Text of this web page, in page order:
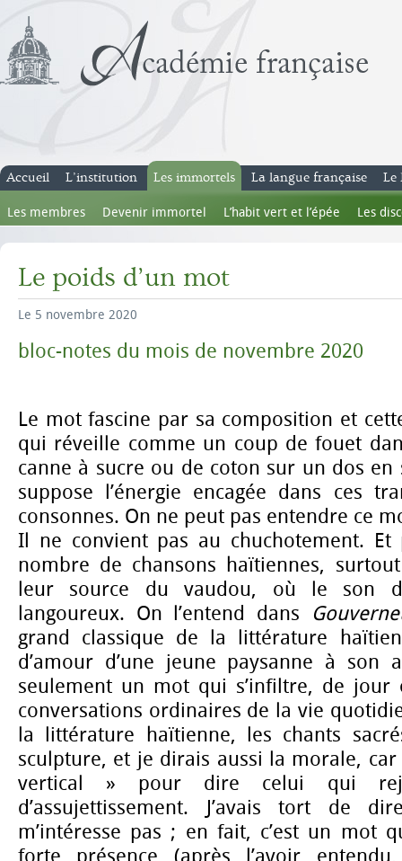
Accueil L’institution Les immortels
Les membres Devenir immortel L’habit vert et l’épée Les
La langue française Le
Le poids d’un mot
Le 5 novembre 2020
bloc-notes du mois de novembre 2020
Le mot fascine par sa composition et
qui réveille comme un coup de fouet
canne à sucre ou de coton sur un dos en
suppose l’énergie encagée dans ces
consonnes. On ne peut pas entendre ce
Il ne convient pas au chuchotement. Et
nombre de chansons haïtiennes,
leur source du vaudou, où le son
langoureux. On l’entend dans
grand classique de la littérature
d’amour d’une jeune paysanne à son
seulement un mot qui s’infiltre, de
conversations ordinaires de la vie
la littérature haïtienne, les chants
sculpture, et je dirais aussi la morale,
vertical » pour dire celui qui
d’assujettissement. J’avais tort de
m’intéresse pas ; en fait, c’est un mot